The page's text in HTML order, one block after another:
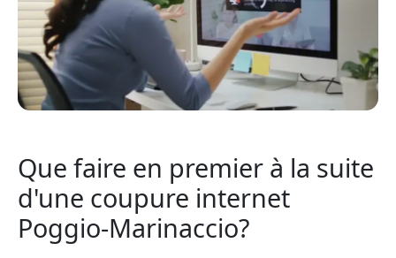
Que faire en premier à la suite
d'une coupure internet
Poggio-Marinaccio?